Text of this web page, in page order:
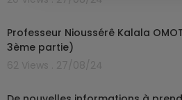
Professeur Nioussérê Kalala
3ème partie)
62 Views . 27/08/24